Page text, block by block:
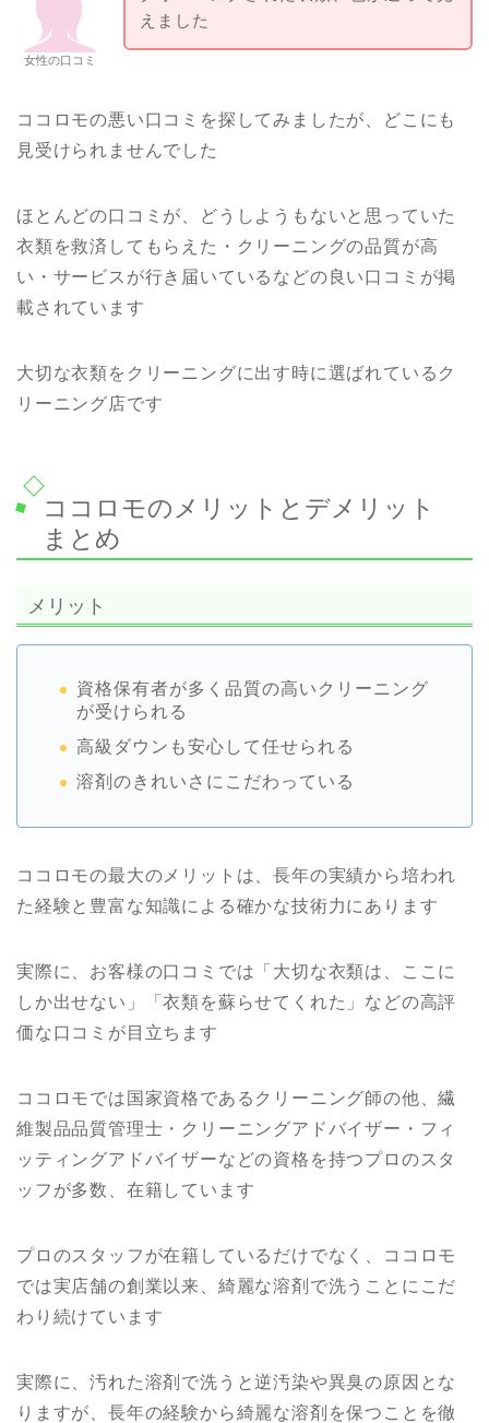
女性の口コミ
えました
ココロモの悪い口コミを探してみましたが、どこにも
見受けられませんでした
ほとんどの口コミが、どうしようもないと思っていた
衣類を救済してもらえた・クリーニングの品質が高
い・サービスが行き届いているなどの良い口コミが掲
載されています
大切な衣類をクリーニングに出す時に選ばれているク
リーニング店です
ココロモのメリットとデメリット
まとめ
メリット
資格保有者が多く品質の高いクリーニング
が受けられる
高級ダウンも安心して任せられる
溶剤のきれいさにこだわっている
ココロモの最大のメリットは、長年の実績から培われ
た経験と豊富な知識による確かな技術力にあります
実際に、お客様の口コミでは「大切な衣類は、ここに
しか出せない」「衣類を蘇らせてくれた」などの高評
価な口コミが目立ちます
ココロモでは国家資格であるクリーニング師の他、繊
維製品品質管理士・クリーニングアドバイザー・フィ
ッティングアドバイザーなどの資格を持つプロのスタ
ッフが多数、在籍しています
プロのスタッフが在籍しているだけでなく、ココロモ
では実店舗の創業以来、綺麗な溶剤で洗うことにこだ
わり続けています
実際に、汚れた溶剤で洗うと逆汚染や異臭の原因とな
りますが、長年の経験から綺麗な溶剤を保つことを徹